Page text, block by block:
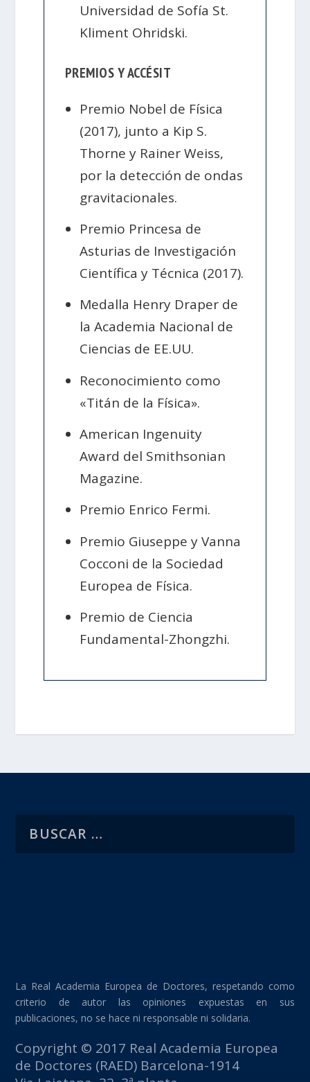
Universidad de Sofía St.
Kliment Ohridski.
PREMIOS Y ACCÉSIT
Premio Nobel de Física
(2017), junto a Kip S.
Thorne y Rainer Weiss,
por la detección de ondas
gravitacionales.
Premio Princesa de
Asturias de Investigación
Científica y Técnica (2017).
Medalla Henry Draper de
la Academia Nacional de
Ciencias de EE.UU.
Reconocimiento como
«Titán de la Física».
American Ingenuity
Award del Smithsonian
Magazine.
Premio Enrico Fermi.
Premio Giuseppe y Vanna
Cocconi de la Sociedad
Europea de Física.
Premio de Ciencia
Fundamental-Zhongzhi.
La Real Academia Europea de Doctores, respetando como
criterio de autor las opiniones expuestas en sus
publicaciones, no se hace ni responsable ni solidaria.
Copyright © 2017 Real Academia Europea
de Doctores (RAED) Barcelona-1914